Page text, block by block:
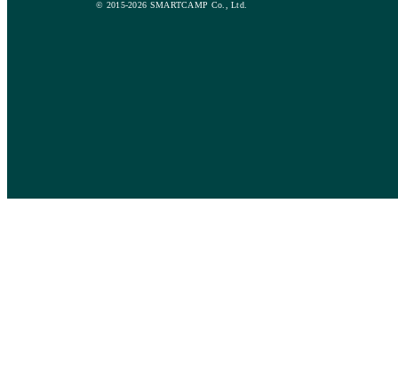
© 2015-2026 SMARTCAMP Co., Ltd.